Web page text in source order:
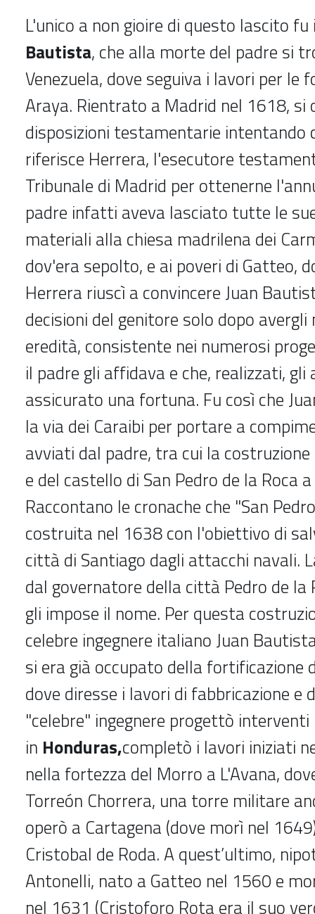
L'unico a non gioire di questo lascito
Bautista, che alla morte del padre si
Venezuela, dove seguiva i lavori per le
Araya. Rientrato a Madrid nel 1618, si
disposizioni testamentarie intentando
riferisce Herrera, l'esecutore
Tribunale di Madrid per ottenerne
padre infatti aveva lasciato tutte le
materiali alla chiesa madrilena dei
dov'era sepolto, e ai poveri di Gatteo,
Herrera riuscì a convincere Juan
decisioni del genitore solo dopo
eredità, consistente nei numerosi
il padre gli affidava e che, realizzati, gli
assicurato una fortuna. Fu così che
la via dei Caraibi per portare a
avviati dal padre, tra cui la
e del castello di San Pedro de la Roca
Raccontano le cronache che "San
costruita nel 1638 con l'obiettivo di
città di Santiago dagli attacchi navali.
dal governatore della città Pedro de la
gli impose il nome. Per questa
celebre ingegnere italiano Juan
si era già occupato della fortificazione
dove diresse i lavori di fabbricazione e
"celebre" ingegnere progettò interventi
in Honduras,completò i lavori iniziati
nella fortezza del Morro a L'Avana,
Torreón Chorrera, una torre militare
operò a Cartagena (dove morì nel
Cristobal de Roda. A quest’ultimo,
Antonelli, nato a Gatteo nel 1560 e
nel 1631 (Cristoforo Rota era il suo